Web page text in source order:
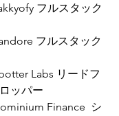
フルスタック
フルスタック
Labs リードフ
ッパー
Finance  シ